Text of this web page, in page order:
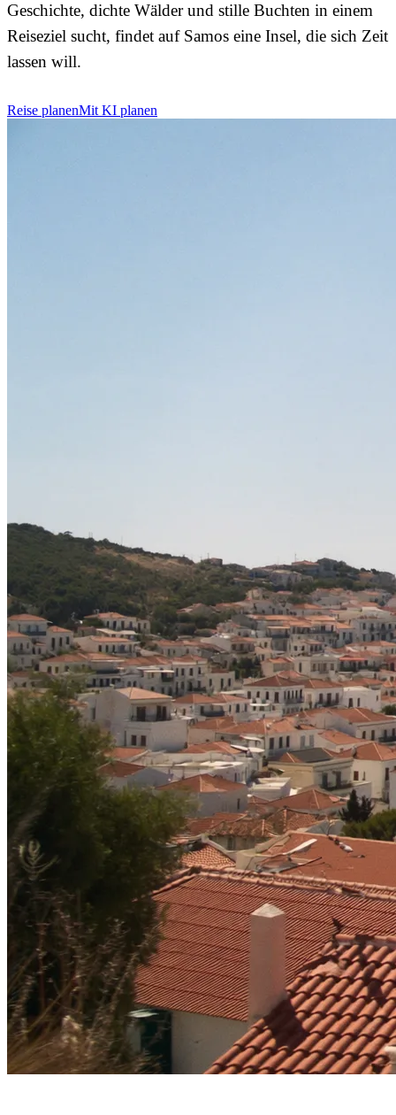
Geschichte, dichte Wälder und stille Buchten in einem
Reiseziel sucht, findet auf Samos eine Insel, die sich Zeit
lassen will.
Reise planenMit KI planen